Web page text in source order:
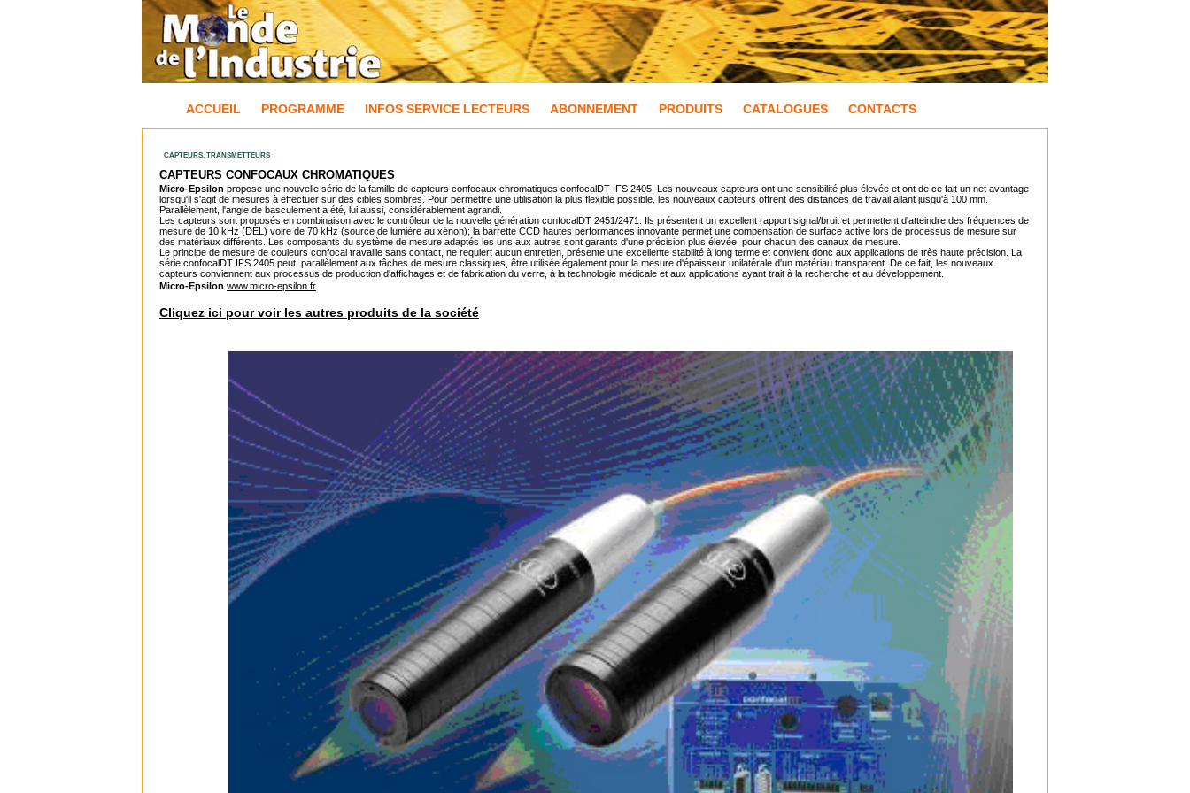
ACCUEIL PROGRAMME INFOS SERVICE LECTEURS ABONNEMENT PRODUITS CATALOGUES CONTACTS
CAPTEURS, TRANSMETTEURS
CAPTEURS CONFOCAUX CHROMATIQUES
Micro-Epsilon propose une nouvelle série de la famille de capteurs confocaux chromatiques confocalDT IFS 2405. Les nouveaux capteurs ont une sensibilité plus élevée et ont de ce fait un net avantage
lorsqu'il s'agit de mesures à effectuer sur des cibles sombres. Pour permettre une utilisation la plus flexible possible, les nouveaux capteurs offrent des distances de travail allant jusqu'à 100 mm.
Parallèlement, l'angle de basculement a été, lui aussi, considérablement agrandi.
Les capteurs sont proposés en combinaison avec le contrôleur de la nouvelle génération confocalDT 2451/2471. Ils présentent un excellent rapport signal/bruit et permettent d'atteindre des fréquences de
mesure de 10 kHz (DEL) voire de 70 kHz (source de lumière au xénon); la barrette CCD hautes performances innovante permet une compensation de surface active lors de processus de mesure sur
des matériaux différents. Les composants du système de mesure adaptés les uns aux autres sont garants d'une précision plus élevée, pour chacun des canaux de mesure.
Le principe de mesure de couleurs confocal travaille sans contact, ne requiert aucun entretien, présente une excellente stabilité à long terme et convient donc aux applications de très haute précision. La
série confocalDT IFS 2405 peut, parallèlement aux tâches de mesure classiques, être utilisée également pour la mesure d'épaisseur unilatérale d'un matériau transparent. De ce fait, les nouveaux
capteurs conviennent aux processus de production d'affichages et de fabrication du verre, à la technologie médicale et aux applications ayant trait à la recherche et au développement.
Micro-Epsilon www.micro-epsilon.fr
Cliquez ici pour voir les autres produits de la société